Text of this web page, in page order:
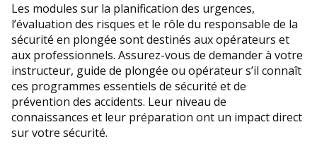
Les modules sur la planification des urgences,
l’évaluation des risques et le rôle du responsable de la
sécurité en plongée sont destinés aux opérateurs et
aux professionnels. Assurez-vous de demander à votre
instructeur, guide de plongée ou opérateur s’il connaît
ces programmes essentiels de sécurité et de
prévention des accidents. Leur niveau de
connaissances et leur préparation ont un impact direct
sur votre sécurité.